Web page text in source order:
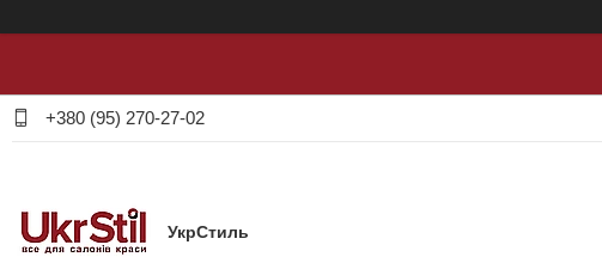
+380 (95) 270-27-02
УкрСтиль